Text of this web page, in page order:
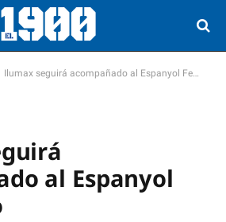
Ilumax seguirá acompañado al Espanyol Femenino
al Espanyol